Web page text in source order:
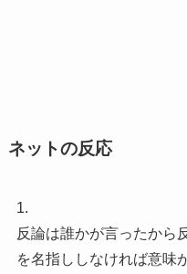
ネットの反応
1.
反論は誰かが言ったから
を名指ししなければ意味